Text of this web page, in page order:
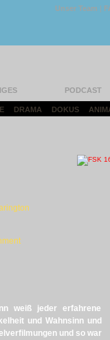
Unser Team |
PODCAST
DRAMA DOKUS
weiß jeder erfahrene
und Wahnsinn und
und so war